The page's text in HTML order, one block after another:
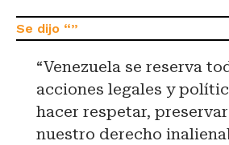
“Venezuela se reserva
acciones legales y
hacer respetar,
nuestro derecho